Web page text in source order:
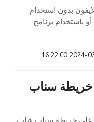
بدون استخدام
الكمبيوتر، هي استخدام شبكة VPN أو باستخدام برنامج
2024-03-30
خريطة سناب
على خريطة سناب شات